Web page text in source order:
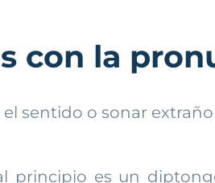
con la
sentido o sonar
principio es un